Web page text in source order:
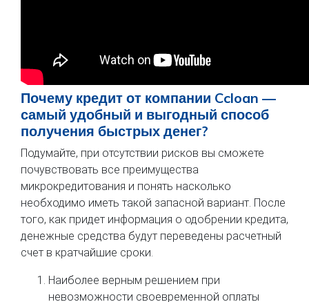
Почему кредит от компании Ccloan —
самый удобный и выгодный способ
получения быстрых денег?
Подумайте, при отсутствии рисков вы сможете
почувствовать все преимущества
микрокредитования и понять насколько
необходимо иметь такой запасной вариант. После
того, как придет информация о одобрении кредита,
денежные средства будут переведены расчетный
счет в кратчайшие сроки.
Наиболее верным решением при
невозможности своевременной оплаты